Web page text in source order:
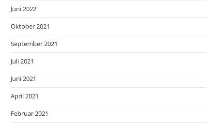
Juni 2022
Oktober 2021
September 2021
Juli 2021
Juni 2021
April 2021
Februar 2021